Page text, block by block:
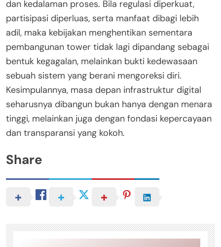
dan kedalaman proses. Bila regulasi diperkuat,
partisipasi diperluas, serta manfaat dibagi lebih
adil, maka kebijakan menghentikan sementara
pembangunan tower tidak lagi dipandang sebagai
bentuk kegagalan, melainkan bukti kedewasaan
sebuah sistem yang berani mengoreksi diri.
Kesimpulannya, masa depan infrastruktur digital
seharusnya dibangun bukan hanya dengan menara
tinggi, melainkan juga dengan fondasi kepercayaan
dan transparansi yang kokoh.
Share